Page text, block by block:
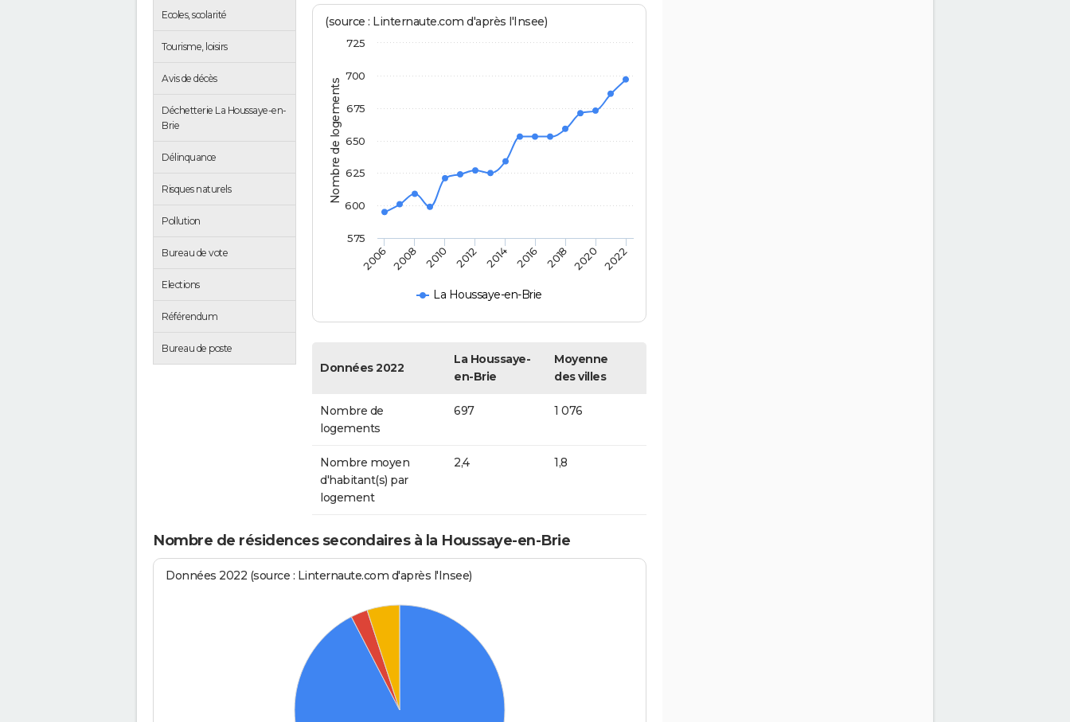
Ecoles, scolarité
Tourisme, loisirs
Avis de décès
Déchetterie La Houssaye-en-
Brie
Délinquance
Risques naturels
Pollution
Bureau de vote
Elections
Référendum
Bureau de poste
Nombre de logements
(source : Linternaute.com d'après l'Insee)
La Houssaye-en-Brie
2006 2008 2010 2012 2014 2016 2018 2020 2022
575
600
625
650
675
700
725
Données 2022
La Houssaye-
en-Brie
Moyenne
des villes
Nombre de
logements
697 1 076
Nombre moyen
d'habitant(s) par
logement
2,4 1,8
Nombre de résidences secondaires à la Houssaye-en-Brie
Données 2022 (source : Linternaute.com d'après l'Insee)